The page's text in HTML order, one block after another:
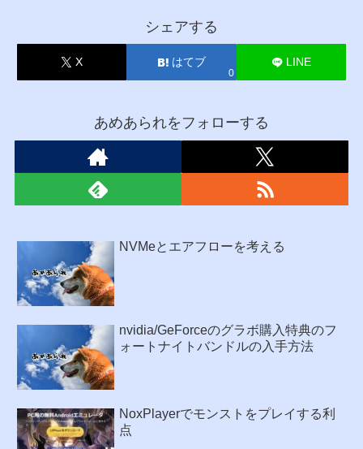
シェアする
X はてブ
0
LINE
あめあられをフォローする
NVMeとエアフローを考える
nvidia/GeForceのグラボ購入特典のフ
ォートナイトバンドルの入手方法
NoxPlayerでモンストをプレイする利
点